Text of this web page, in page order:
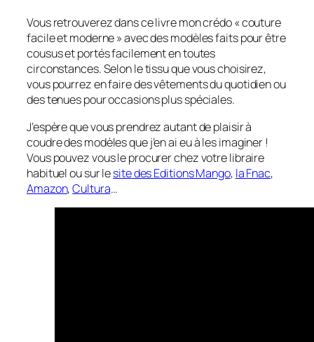
Vous retrouverez dans ce livre mon crédo « couture
facile et moderne » avec des modèles faits pour être
cousus et portés facilement en toutes
circonstances. Selon le tissu que vous choisirez,
vous pourrez en faire des vêtements du quotidien ou
des tenues pour occasions plus spéciales.
J’espère que vous prendrez autant de plaisir à
coudre des modèles que j’en ai eu à les imaginer !
Vous pouvez vous le procurer chez votre libraire
habituel ou sur lesite des Editions Mango, la Fnac,
Amazon,Cultura…